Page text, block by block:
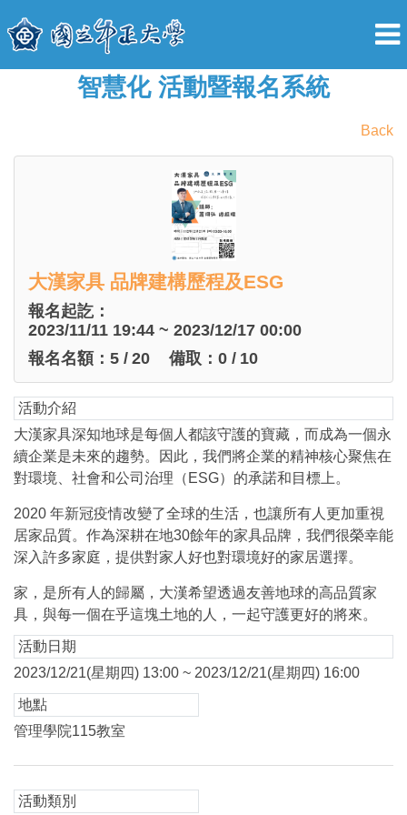
智慧化 活動暨報名系統
Back
大漢家具 品牌建構歷程及ESG
報名起訖：
2023/11/11 19:44 ~ 2023/12/17 00:00
報名名額： 5 / 20 備取： 0 / 10
活動介紹
大漢家具深知地球是每個人都該守護的寶藏，而成為一個永
續企業是未來的趨勢。因此，我們將企業的精神核心聚焦在
對環境、社會和公司治理（ESG）的承諾和目標上。
2020 年新冠疫情改變了全球的生活，也讓所有人更加重視
居家品質。作為深耕在地30餘年的家具品牌，我們很榮幸能
深入許多家庭，提供對家人好也對環境好的家居選擇。
家，是所有人的歸屬，大漢希望透過友善地球的高品質家
具，與每一個在乎這塊土地的人，一起守護更好的將來。
活動日期
2023/12/21(星期四) 13:00 ~ 2023/12/21(星期四) 16:00
地點
管理學院115教室
活動類別